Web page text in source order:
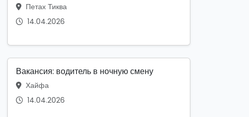
Петах Тиква
14.04.2026
Вакансия: водитель в ночную смену
Хайфа
14.04.2026